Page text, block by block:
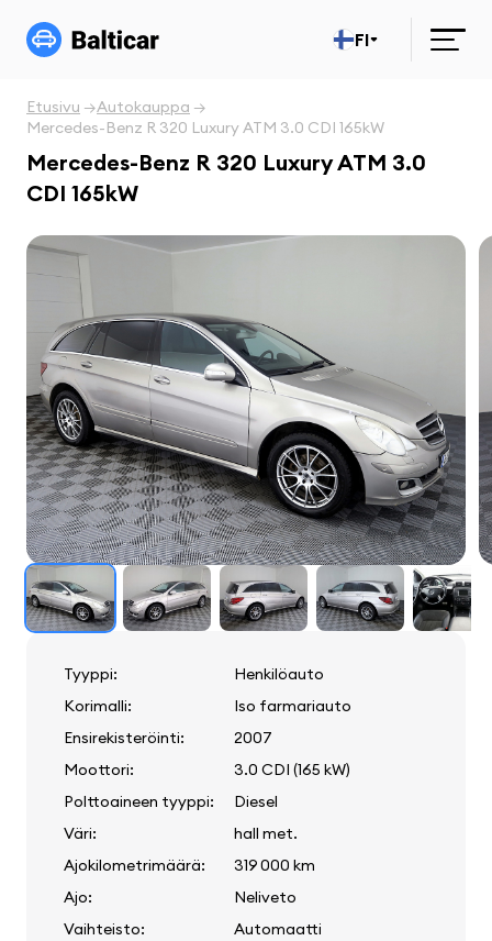
FI
Etusivu
Autokauppa
Mercedes-Benz R 320 Luxury ATM 3.0 CDI 165kW
Mercedes-Benz R 320 Luxury ATM 3.0
CDI 165kW
Tyyppi:
Henkilöauto
Korimalli:
Iso farmariauto
Ensirekisteröinti:
2007
Moottori:
3.0 CDI (165 kW)
Polttoaineen tyyppi:
Diesel
Väri:
hall met.
Ajokilometrimäärä:
319 000 km
Ajo:
Neliveto
Vaihteisto:
Automaatti